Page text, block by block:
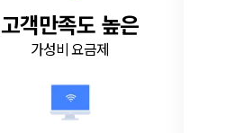
고객만족도 높은
가성비 요금제